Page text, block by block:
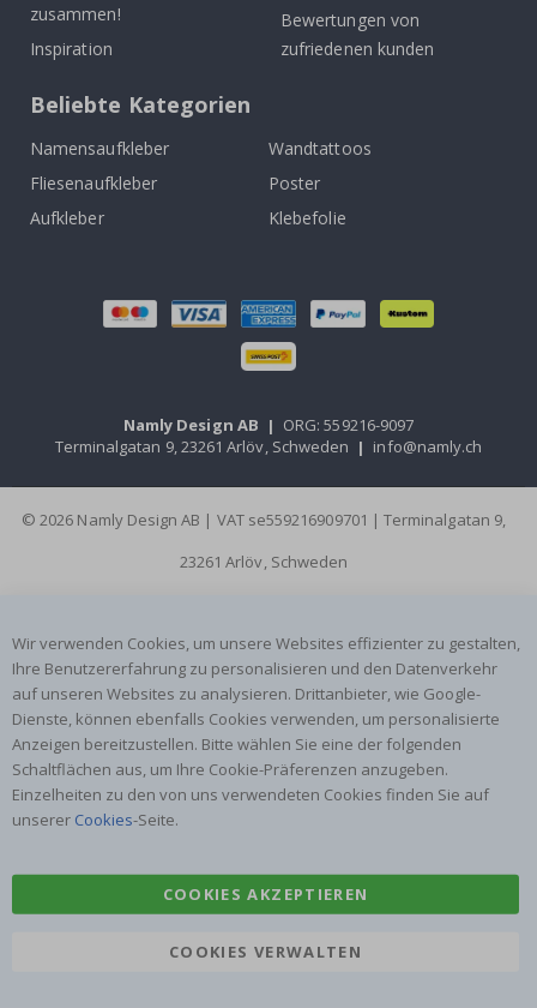
zusammen!
Inspiration
Bewertungen von
zufriedenen kunden
Beliebte Kategorien
Namensaufkleber
Wandtattoos
Fliesenaufkleber
Poster
Aufkleber
Klebefolie
Namly Design AB | ORG: 559216-9097
Terminalgatan 9, 23261 Arlöv, Schweden | info@namly.ch
© 2026 Namly Design AB | VAT se559216909701 | Terminalgatan 9,
23261 Arlöv, Schweden
Wir verwenden Cookies, um unsere Websites effizienter zu gestalten,
Ihre Benutzererfahrung zu personalisieren und den Datenverkehr
auf unseren Websites zu analysieren. Drittanbieter, wie Google-
Dienste, können ebenfalls Cookies verwenden, um personalisierte
Anzeigen bereitzustellen. Bitte wählen Sie eine der folgenden
Schaltflächen aus, um Ihre Cookie-Präferenzen anzugeben.
Einzelheiten zu den von uns verwendeten Cookies finden Sie auf
unserer Cookies-Seite.
COOKIES AKZEPTIEREN
COOKIES VERWALTEN